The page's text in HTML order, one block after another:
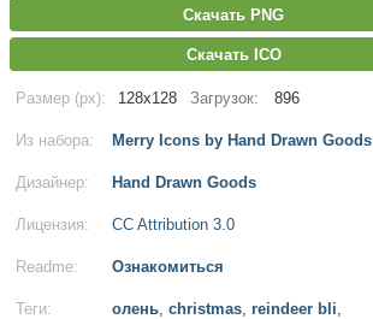
Скачать PNG
Скачать ICO
Размер (px): 128x128 Загрузок: 896
Из набора: Merry Icons by Hand Drawn Goods
Дизайнер: Hand Drawn Goods
Лицензия: CC Attribution 3.0
Readme: Ознакомиться
Теги: олень, christmas, reindeer bli,